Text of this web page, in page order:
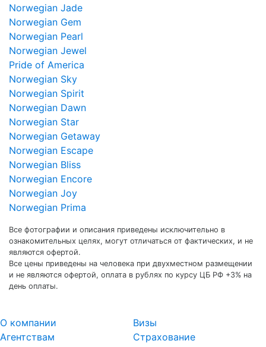
Norwegian Jade
Norwegian Gem
Norwegian Pearl
Norwegian Jewel
Pride of America
Norwegian Sky
Norwegian Spirit
Norwegian Dawn
Norwegian Star
Norwegian Getaway
Norwegian Escape
Norwegian Bliss
Norwegian Encore
Norwegian Joy
Norwegian Prima
Все фотографии и описания приведены исключительно в
ознакомительных целях, могут отличаться от фактических, и не
являются офертой.
Все цены приведены на человека при двухместном размещении
и не являются офертой, оплата в рублях по курсу ЦБ РФ +3% на
день оплаты.
О компании
Агентствам
Визы
Страхование